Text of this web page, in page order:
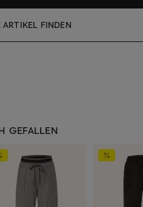
FINDEN
GEFALLEN